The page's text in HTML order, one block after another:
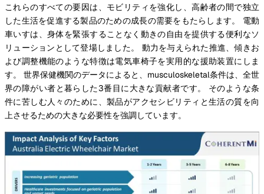
これらのすべての要因は、モビリティを強化し、高齢者の間で独立
した生活を促進する製品のための成長の需要をもたらします。 電動
車いすは、身体を緊張することなく動きの自由を提供する便利なソ
リューションとして登場しました。 動力を与えられた推進、傾きお
よび調整機能のような特徴は電気車椅子を実用的な援助装置にしま
す。 世界保健機関のデータによると、musculoskeletal条件は、全世
界の障がい者と暮らした3番目に大きな貢献者です。 そのような条
件に苦しむ人々のために、製品がアクセシビリティと生活の質を向
上させるための大きな必要性を強調しています。